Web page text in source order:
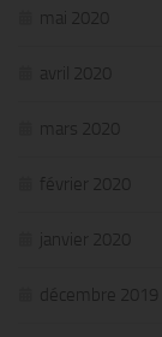
mai 2020
avril 2020
mars 2020
février 2020
janvier 2020
décembre 2019